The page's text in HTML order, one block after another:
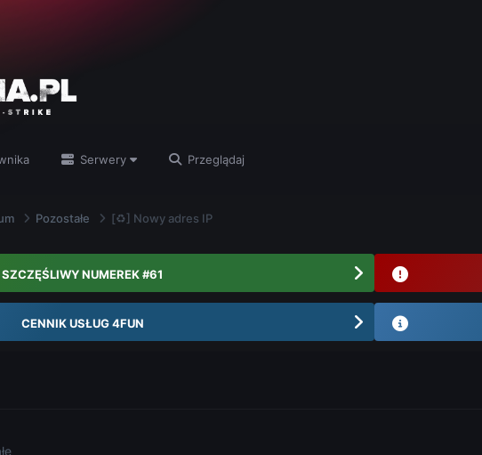
Serwery Przeglądaj
Pozostałe [♻] Nowy adres IP
SZCZĘŚLIWY NUMEREK #61
CENNIK USŁUG 4FUN